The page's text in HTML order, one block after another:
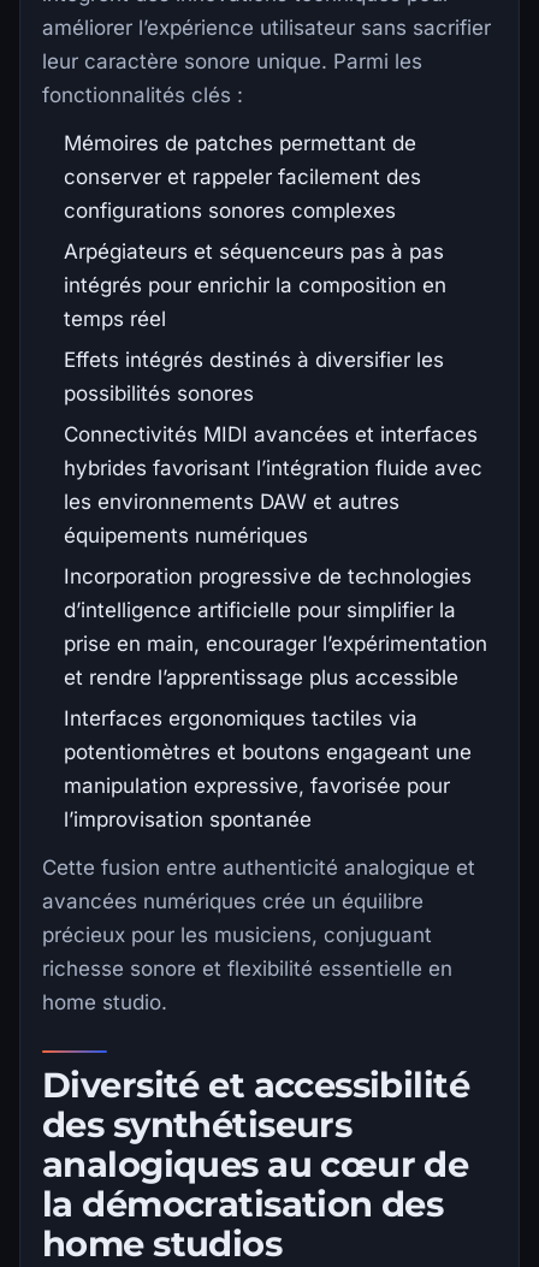
améliorer l’expérience utilisateur sans sacrifier
leur caractère sonore unique. Parmi les
fonctionnalités clés :
Mémoires de patches permettant de
conserver et rappeler facilement des
configurations sonores complexes
Arpégiateurs et séquenceurs pas à pas
intégrés pour enrichir la composition en
temps réel
Effets intégrés destinés à diversifier les
possibilités sonores
Connectivités MIDI avancées et interfaces
hybrides favorisant l’intégration fluide avec
les environnements DAW et autres
équipements numériques
Incorporation progressive de technologies
d’intelligence artificielle pour simplifier la
prise en main, encourager l’expérimentation
et rendre l’apprentissage plus accessible
Interfaces ergonomiques tactiles via
potentiomètres et boutons engageant une
manipulation expressive, favorisée pour
l’improvisation spontanée
Cette fusion entre authenticité analogique et
avancées numériques crée un équilibre
précieux pour les musiciens, conjuguant
richesse sonore et flexibilité essentielle en
home studio.
Diversité et accessibilité
des synthétiseurs
analogiques au cœur de
la démocratisation des
home studios